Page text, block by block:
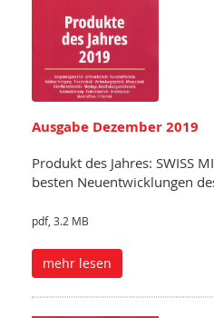
Ausgabe Dezember 2019
Produkt des Jahres: SWISS
besten Neuentwicklungen
pdf, 3.2 MB
mehr lesen